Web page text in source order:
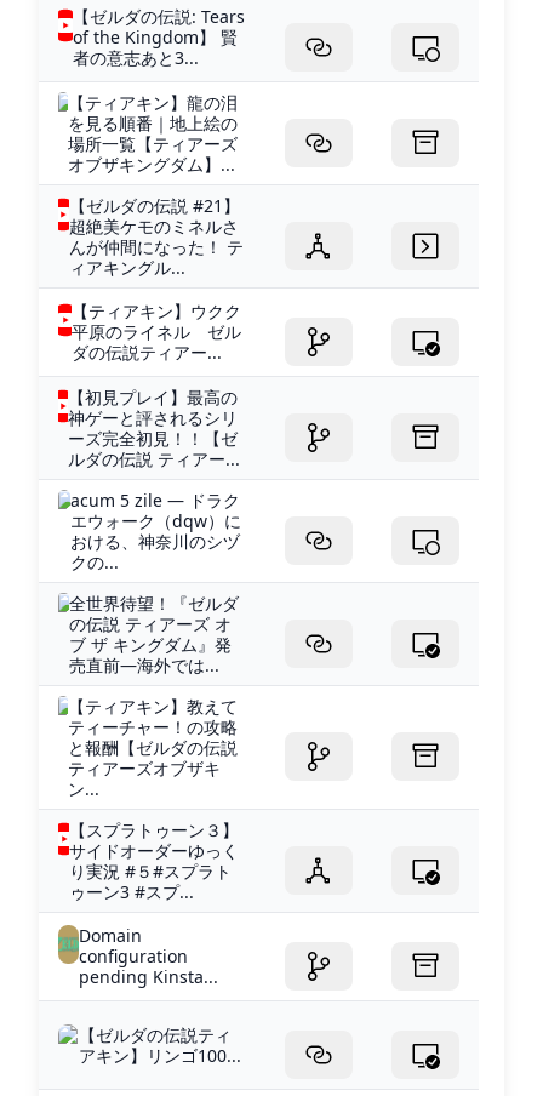
【ゼルダの伝説: Tears
of the Kingdom】 賢
者の意志あと3...
【ティアキン】龍の泪
を見る順番｜地上絵の
場所一覧【ティアーズ
オブザキングダム】...
【ゼルダの伝説 #21】
超絶美ケモのミネルさ
んが仲間になった！ テ
ィアキングル...
【ティアキン】ウクク
平原のライネル ゼル
ダの伝説ティアー...
【初見プレイ】最高の
神ゲーと評されるシリ
ーズ完全初見！！【ゼ
ルダの伝説 ティアー...
acum 5 zile — ドラク
エウォーク（dqw）に
おける、神奈川のシヅ
クの...
全世界待望！『ゼルダ
の伝説 ティアーズ オ
ブ ザ キングダム』発
売直前―海外では...
【ティアキン】教えて
ティーチャー！の攻略
と報酬【ゼルダの伝説
ティアーズオブザキ
ン...
【スプラトゥーン３】
サイドオーダーゆっく
り実況 #５#スプラト
ゥーン3 #スプ...
Domain
configuration
pending Kinsta...
【ゼルダの伝説ティ
アキン】リンゴ100...